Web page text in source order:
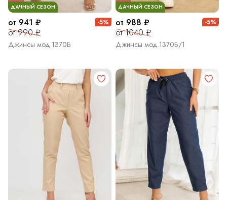
ДАЧНЫЙ СЕЗОН
от 941 ₽
от 990 ₽
-5%
Джинсы мод.1370Б
ДАЧНЫЙ СЕЗОН
от 988 ₽
от 1040 ₽
-5%
Джинсы мод.1370Б/1